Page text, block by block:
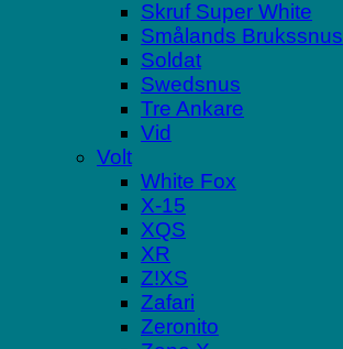
Skruf Super White
Smålands Brukssnus
Soldat
Swedsnus
Tre Ankare
Vid
Volt
White Fox
X-15
XQS
XR
Z!XS
Zafari
Zeronito